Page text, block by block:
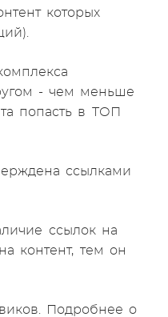
которых
- чем меньше
попасть в ТОП
ссылками
ссылок на
контент, тем он
Подробнее о